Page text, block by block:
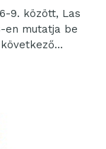
9. között, Las
en mutatja be